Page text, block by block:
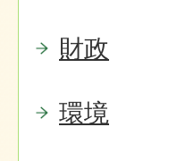
財政
環境